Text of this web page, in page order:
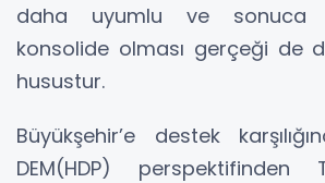
daha uyumlu ve sonuca
konsolide olması gerçeği de
husustur.
Büyükşehir’e destek
DEM(HDP) perspektifinden